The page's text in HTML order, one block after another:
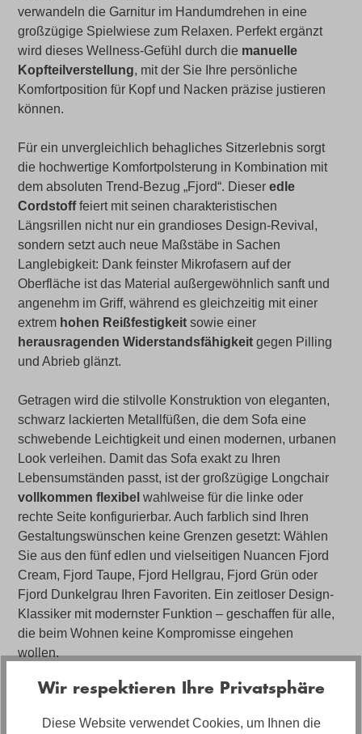
verwandeln die Garnitur im Handumdrehen in eine
großzügige Spielwiese zum Relaxen. Perfekt ergänzt
wird dieses Wellness-Gefühl durch die manuelle
Kopfteilverstellung, mit der Sie Ihre persönliche
Komfortposition für Kopf und Nacken präzise justieren
können.
Für ein unvergleichlich behagliches Sitzerlebnis sorgt
die hochwertige Komfortpolsterung in Kombination mit
dem absoluten Trend-Bezug „Fjord“. Dieser edle
Cordstofffeiert mit seinen charakteristischen
Längsrillen nicht nur ein grandioses Design-Revival,
sondern setzt auch neue Maßstäbe in Sachen
Langlebigkeit: Dank feinster Mikrofasern auf der
Oberfläche ist das Material außergewöhnlich sanft und
angenehm im Griff, während es gleichzeitig mit einer
extrem hohen Reißfestigkeit sowie einer
herausragenden Widerstandsfähigkeit gegen Pilling
und Abrieb glänzt.
Getragen wird die stilvolle Konstruktion von eleganten,
schwarz lackierten Metallfüßen, die dem Sofa eine
schwebende Leichtigkeit und einen modernen, urbanen
Look verleihen. Damit das Sofa exakt zu Ihren
Lebensumständen passt, ist der großzügige Longchair
vollkommen flexibel wahlweise für die linke oder
rechte Seite konfigurierbar. Auch farblich sind Ihren
Gestaltungswünschen keine Grenzen gesetzt: Wählen
Sie aus den fünf edlen und vielseitigen Nuancen Fjord
Cream, Fjord Taupe, Fjord Hellgrau, Fjord Grün oder
Fjord Dunkelgrau Ihren Favoriten. Ein zeitloser Design-
Klassiker mit modernster Funktion – geschaffen für alle,
die beim Wohnen keine Kompromisse eingehen
wollen.
Angebot bestehend aus: 2-Sitzer mit 1-motorischem
cm, Sitzhöhe ca. 45cm, Metallfuß schwarz, Rücken
Wir respektieren Ihre Privatsphäre
Diese Website verwendet Cookies, um Ihnen die